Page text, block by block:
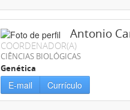
Antonio
COORDENADOR(A)
CIÊNCIAS BIOLÓGICAS
Genética
E-mail Currículo